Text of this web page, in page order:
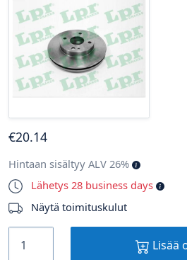
€20.14
Hintaan sisältyy ALV 26%
Lähetys 28 business days
Näytä toimituskulut
Lisää